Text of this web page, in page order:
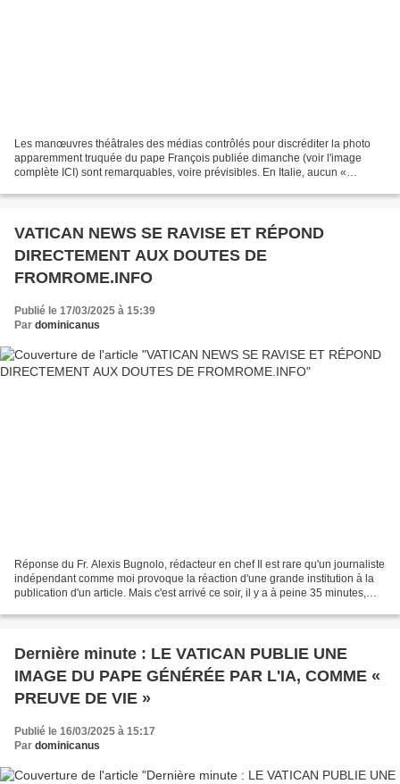
Les manœuvres théâtrales des médias contrôlés pour discréditer la photo
apparemment truquée du pape François publiée dimanche (voir l'image
complète ICI) sont remarquables, voire prévisibles. En Italie, aucun «
VATICAN NEWS SE RAVISE ET RÉPOND
DIRECTEMENT AUX DOUTES DE
FROMROME.INFO
Publié le 17/03/2025 à 15:39
Par dominicanus
Réponse du Fr. Alexis Bugnolo, rédacteur en chef Il est rare qu'un journaliste
indépendant comme moi provoque la réaction d'une grande institution à la
publication d'un article. Mais c'est arrivé ce soir, il y a à peine 35 minutes,
Dernière minute : LE VATICAN PUBLIE UNE
IMAGE DU PAPE GÉNÉRÉE PAR L'IA, COMME «
PREUVE DE VIE »
Publié le 16/03/2025 à 15:17
Par dominicanus